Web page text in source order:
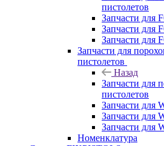
пистолетов
Запчасти для
Запчасти для
Запчасти для
Запчасти для
пистолетов
Назад
Запчасти для
пистолетов
Запчасти для
Запчасти для
Запчасти для
Номенклатура